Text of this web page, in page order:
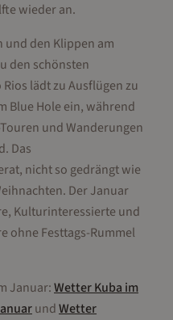
wieder an.
und den Klippen am
den schönsten
lädt zu Ausflügen zu
Blue Hole ein, während
und Wanderungen
Das
nicht so gedrängt wie
Der Januar
Kulturinteressierte und
ohne Festtags-Rummel
Januar:WetterKuba im
undWetter